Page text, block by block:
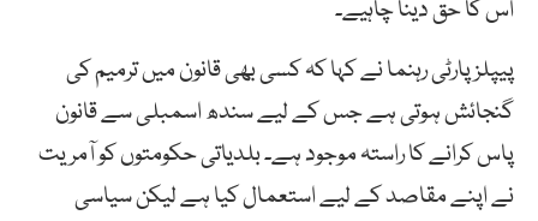
اس کا حق دینا چاہیے۔
پیپلز پارٹی رہنما نے کہا کہ کسی بھی قانون میں ترمیم کی
گنجائش ہوتی ہے جس کے لیے سندھ اسمبلی سے قانون
پاس کرانے کا راستہ موجود ہے۔ بلدیاتی حکومتوں کو آمریت
نے اپنے مقاصد کے لیے استعمال کیا ہے لیکن سیاسی